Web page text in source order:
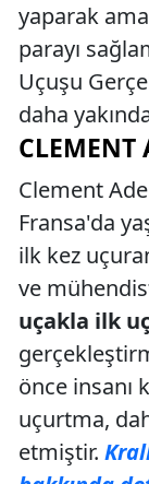
yaparak
parayı
Uçuşu
daha
CLEMENT
Clement
Fransa'da
ilk kez
ve
uçakla ilk
önce insanı
uçurtma,
etmiştir.